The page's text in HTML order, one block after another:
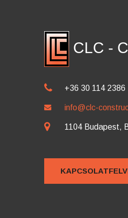
CLC -
+36 30 114 2386
info@clc-
1104 Budapest,